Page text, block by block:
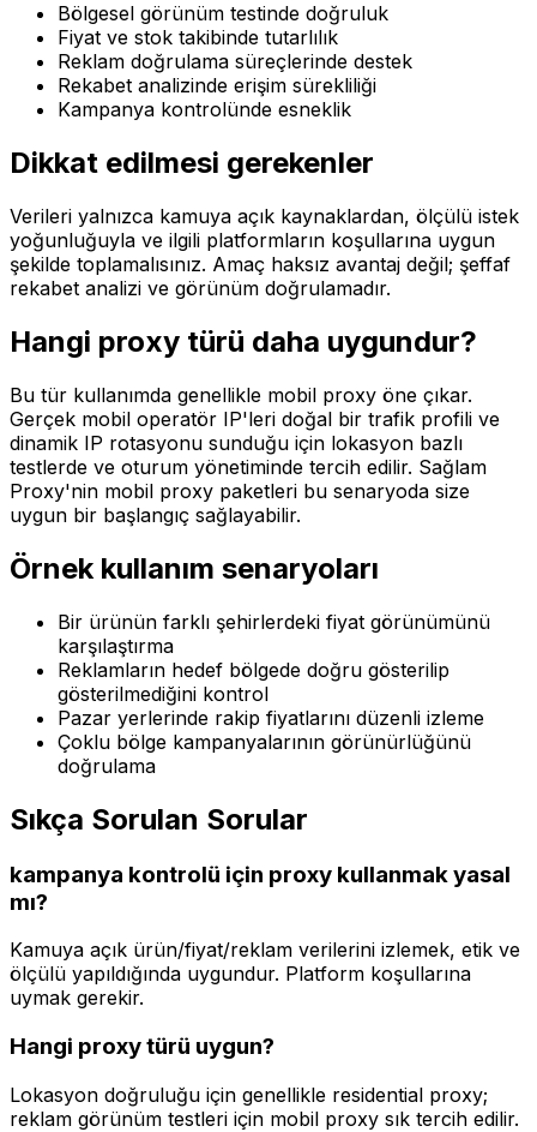
Bölgesel görünüm testinde doğruluk
Fiyat ve stok takibinde tutarlılık
Reklam doğrulama süreçlerinde destek
Rekabet analizinde erişim sürekliliği
Kampanya kontrolünde esneklik
Dikkat edilmesi gerekenler
Verileri yalnızca kamuya açık kaynaklardan, ölçülü istek
yoğunluğuyla ve ilgili platformların koşullarına uygun
şekilde toplamalısınız. Amaç haksız avantaj değil; şeffaf
rekabet analizi ve görünüm doğrulamadır.
Hangi proxy türü daha uygundur?
Bu tür kullanımda genellikle mobil proxy öne çıkar.
Gerçek mobil operatör IP'leri doğal bir trafik profili ve
dinamik IP rotasyonu sunduğu için lokasyon bazlı
testlerde ve oturum yönetiminde tercih edilir. Sağlam
Proxy'nin mobil proxy paketleri bu senaryoda size
uygun bir başlangıç sağlayabilir.
Örnek kullanım senaryoları
Bir ürünün farklı şehirlerdeki fiyat görünümünü
karşılaştırma
Reklamların hedef bölgede doğru gösterilip
gösterilmediğini kontrol
Pazar yerlerinde rakip fiyatlarını düzenli izleme
Çoklu bölge kampanyalarının görünürlüğünü
doğrulama
Sıkça Sorulan Sorular
kampanya kontrolü için proxy kullanmak yasal
mı?
Kamuya açık ürün/fiyat/reklam verilerini izlemek, etik ve
ölçülü yapıldığında uygundur. Platform koşullarına
uymak gerekir.
Hangi proxy türü uygun?
Lokasyon doğruluğu için genellikle residential proxy;
reklam görünüm testleri için mobil proxy sık tercih edilir.